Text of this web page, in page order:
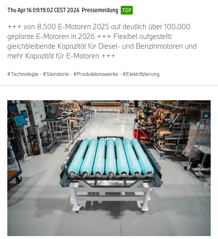
Thu Apr 16 09:19:02 CEST 2026 Pressemeldung TOP
+++ von 8.500 E-Motoren 2025 auf deutlich über 100.000
geplante E-Motoren in 2026 +++ Flexibel aufgestellt:
gleichbleibende Kapazität für Diesel- und Benzinmotoren und
mehr Kapazität für E-Motoren +++
Technologie · Standorte · Produktionswerke · Elektrifizierung